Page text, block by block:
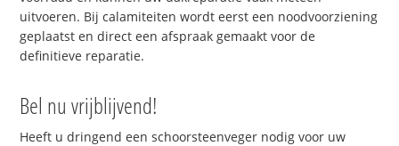
uitvoeren. Bij calamiteiten wordt eerst een noodvoorziening
geplaatst en direct een afspraak gemaakt voor de
definitieve reparatie.
Bel nu vrijblijvend!
Heeft u dringend een schoorsteenveger nodig voor uw